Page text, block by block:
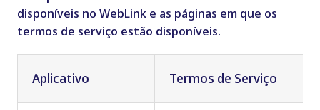
disponíveis no WebLink e as páginas em que os
termos de serviço estão disponíveis.
Aplicativo Termos de Serviço